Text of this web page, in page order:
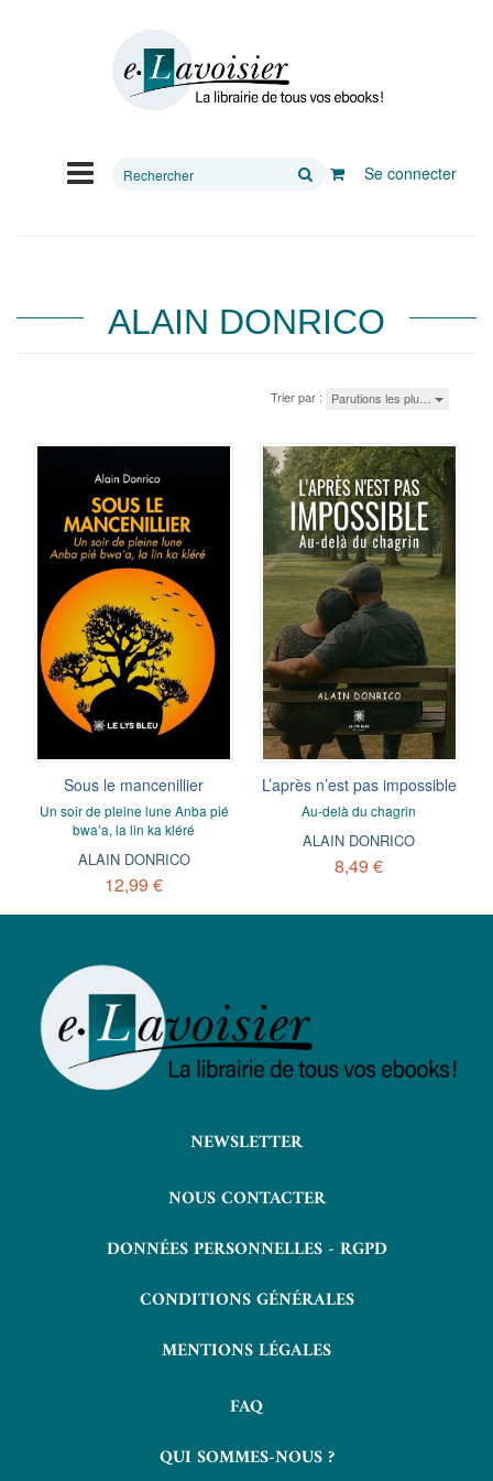
Rechercher
Se connecter
ALAIN DONRICO
Trier par : Parutions les plu…
Sous le mancenillier
Un soir de pleine lune Anba pié
bwa’a, la lin ka kléré
ALAIN DONRICO
12,99 €
L’après n’est pas impossible
Au-delà du chagrin
ALAIN DONRICO
8,49 €
NEWSLETTER
NOUS CONTACTER
DONNÉES PERSONNELLES - RGPD
CONDITIONS GÉNÉRALES
MENTIONS LÉGALES
FAQ
QUI SOMMES-NOUS ?